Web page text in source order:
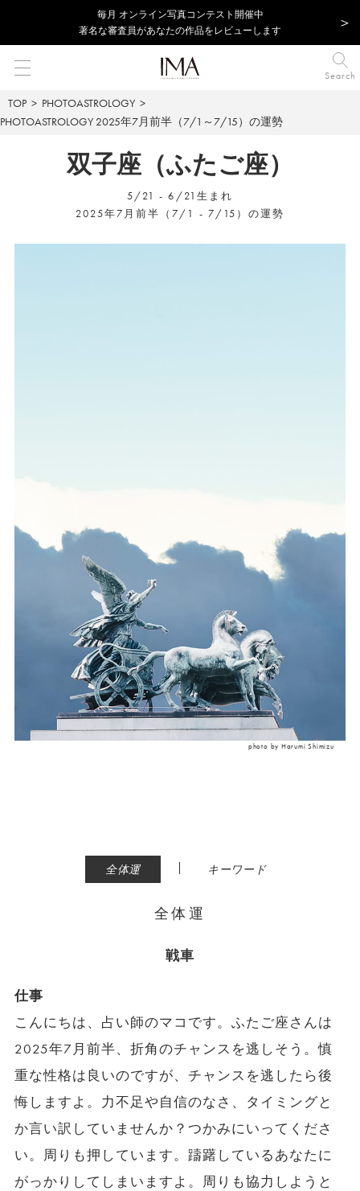
毎⽉ オンライン写真コンテスト開催中
著名な審査員があなたの作品をレビューします
Search
TOP
PHOTOASTROLOGY
PHOTOASTROLOGY 2025年7月前半（7/1～7/15）の運勢
双子座（ふたご座）
5/21 - 6/21生まれ
2025年7月前半（7/1 - 7/15）の運勢
photo by Harumi Shimizu
全体運 | キーワード
全体運
戦車
仕事
こんにちは、占い師のマコです。ふたご座さんは
2025年7月前半、折角のチャンスを逃しそう。慎
重な性格は良いのですが、チャンスを逃したら後
悔しますよ。力不足や自信のなさ、タイミングと
か言い訳していませんか？つかみにいってくださ
い。周りも押しています。躊躇しているあなたに
がっかりしてしまいますよ。周りも協力しようと